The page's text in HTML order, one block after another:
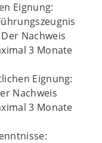
Eignung:
Nachweis
3 Monate
Eignung:
Nachweis
3 Monate